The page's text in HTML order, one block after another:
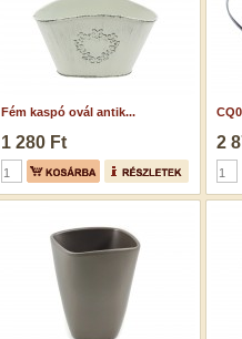
Fém kaspó ovál antik...
1 280 Ft 2